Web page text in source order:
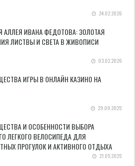
24.02.2026
АЛЛЕЯ ИВАНА ФЕДОТОВА: ЗОЛОТАЯ
ЛИСТВЫ И СВЕТА В ЖИВОПИСИ
03.02.2026
ИГРЫ В ОНЛАЙН КАЗИНО НА
29.09.2025
И ОСОБЕННОСТИ ВЫБОРА
ЛЕГКОГО ВЕЛОСИПЕДА ДЛЯ
ПРОГУЛОК И АКТИВНОГО ОТДЫХА
21.05.2025